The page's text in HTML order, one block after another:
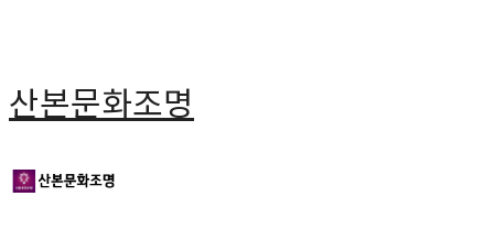
산본문화조명